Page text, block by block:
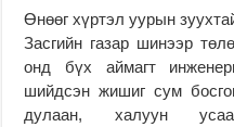
Өнөөг хүртэл уурын
Засгийн газар шинээр
онд бүх аймагт
шийдсэн жишиг сум
дулаан, халуун